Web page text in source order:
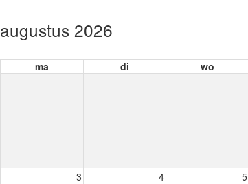
augustus 2026
ma di wo
3 4 5